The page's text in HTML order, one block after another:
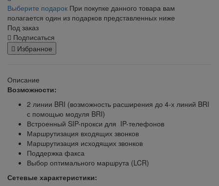
Выберите подарок При покупке данного товара вам
полагается один из подарков представленных ниже
Под заказ
Подписаться
Избранное
Описание
Возможности:
2 линии BRI (возможность расширения до 4-х линий BRI
с помощью модуля BRI)
Встроенный SIP-прокси для IP-телефонов
Маршрутизация входящих звонков
Маршрутизация исходящих звонков
Поддержка факса
Выбор оптимального маршрута (LCR)
Сетевые характеристики: